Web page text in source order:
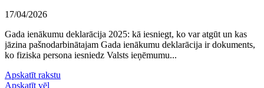
17/04/2026
Gada ienākumu deklarācija 2025: kā iesniegt, ko var atgūt un kas
jāzina pašnodarbinātajam Gada ienākumu deklarācija ir dokuments,
ko fiziska persona iesniedz Valsts ieņēmumu...
Apskatīt rakstu
Apskatīt vēl